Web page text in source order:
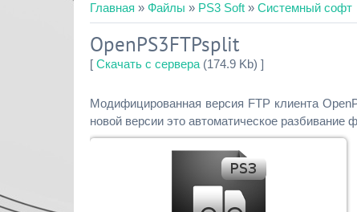
Главная » Файлы » PS3 Soft » Системный софт
OpenPS3FTPsplit
[ Скачать с сервера (174.9 Kb) ]
Модифицированная версия FTP клиента
новой версии это автоматическое